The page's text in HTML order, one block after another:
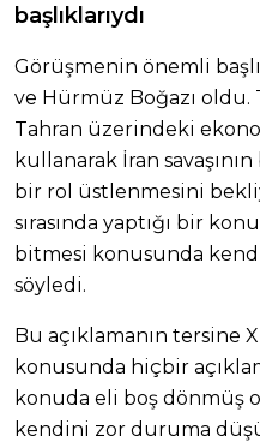
başlıklarıydı
Görüşmenin önemli
ve Hürmüz Boğazı
Tahran üzerindeki
kullanarak İran
bir rol üstlenmesini
sırasında yaptığı bir
bitmesi konusunda
söyledi.
Bu açıklamanın tersine
konusunda hiçbir
konuda eli boş dönmüş
kendini zor duruma